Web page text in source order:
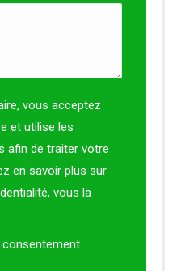
vous acceptez
et utilise les
afin de traiter votre
en savoir plus sur
vous la
consentement